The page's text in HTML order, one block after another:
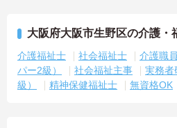
大阪府大阪市生野区の介護・
介護福祉士 社会福祉士
介護職
パー2級）
社会福祉主事
実務者
級）
精神保健福祉士 無資格OK